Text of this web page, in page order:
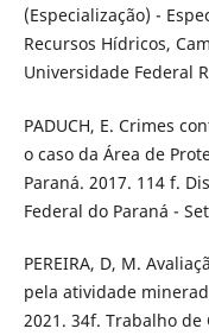
(Especialização) -
Recursos Hídricos,
Universidade Federal
PADUCH, E. Crimes
o caso da Área de
Paraná. 2017. 114 f.
Federal do Paraná -
PEREIRA, D, M.
pela atividade
2021. 34f. Trabalho de